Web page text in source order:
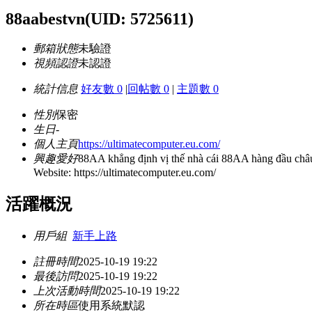
88aabestvn(UID: 5725611)
郵箱狀態未驗證
視頻認證未認證
統計信息 好友數 0 |回帖數 0 | 主題數 0
性別保密
生日-
個人主頁https://ultimatecomputer.eu.com/
興趣愛好88AA khẳng định vị thế nhà cái 88AA hàng đầu
Website: https://ultimatecomputer.eu.com/
活躍概況
用戶組 新手上路
註冊時間2025-10-19 19:22
最後訪問2025-10-19 19:22
上次活動時間2025-10-19 19:22
所在時區使用系統默認